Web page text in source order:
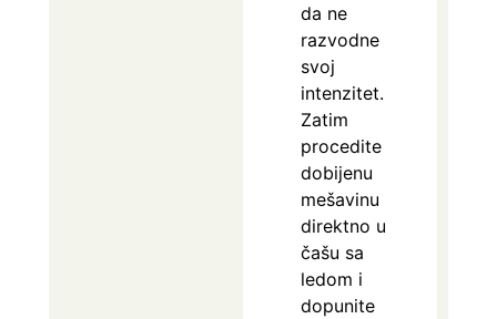
da ne
razvodne
svoj
intenzitet.
Zatim
procedite
dobijenu
mešavinu
direktno u
čašu sa
ledom i
dopunite